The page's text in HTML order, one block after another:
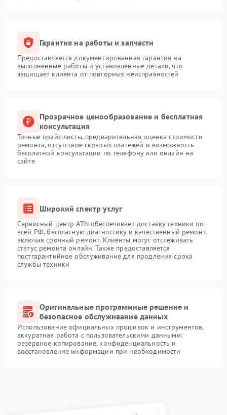
Гарантия на работы и запчасти
Предоставляется документированная гарантия на
выполненные работы и установленные детали, что
защищает клиента от повторных неисправностей
Прозрачное ценообразование и бесплатная
консультация
Точные прайс-листы, предварительная оценка стоимости
ремонта, отсутствие скрытых платежей и возможность
бесплатной консультации по телефону или онлайн на
сайте
Широкий спектр услуг
Сервисный центр ATN обеспечивает доставку техники по
всей РФ, бесплатную диагностику и качественный ремонт,
включая срочный ремонт. Клиенты могут отслеживать
статус ремонта онлайн. Также предоставляется
постгарантийное обслуживание для продления срока
службы техники
Оригинальные программные решение и
безопасное обслуживание данных
Использование официальных прошивок и инструментов,
аккуратная работа с пользовательскими данными:
резервное копирование, конфиденциальность и
восстановление информации при необходимости